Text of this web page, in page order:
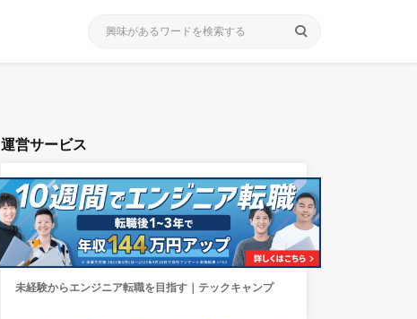
search
運営サービス
未経験からエンジニア転職を目指す｜テックキャンプ